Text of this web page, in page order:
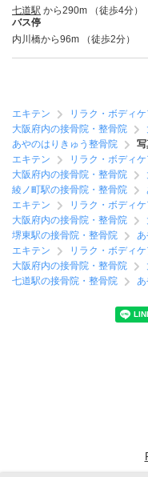
七道駅 から290m （徒歩4分）
バス停
内川橋から96m （徒歩2分）
エキテン リラク・ボディケ
大阪府内の接骨院・整骨院
あやのはりきゅう整骨院
エキテン
リラク・ボディケ
大阪府内の接骨院・整骨院
綾ノ町駅の接骨院・整骨院
エキテン
リラク・ボディケ
大阪府内の接骨院・整骨院
堺東駅の接骨院・整骨院
エキテン
リラク・ボディケ
大阪府内の接骨院・整骨院
七道駅の接骨院・整骨院